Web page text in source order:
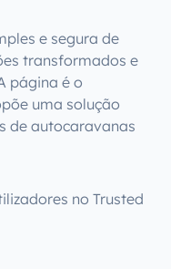
e segura de
transformados e
página é o
uma solução
de autocaravanas
no Trusted